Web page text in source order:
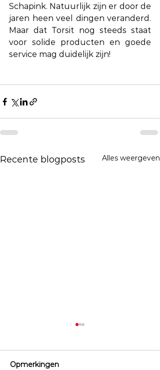
Schapink. Natuurlijk zijn er door de
jaren heen veel dingen veranderd.
Maar dat Torsit nog steeds staat
voor solide producten en goede
service mag duidelijk zijn!
Recente blogposts Alles weergeven
Opmerkingen